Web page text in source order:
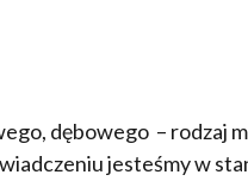
dębowego – rodzaj
jesteśmy w